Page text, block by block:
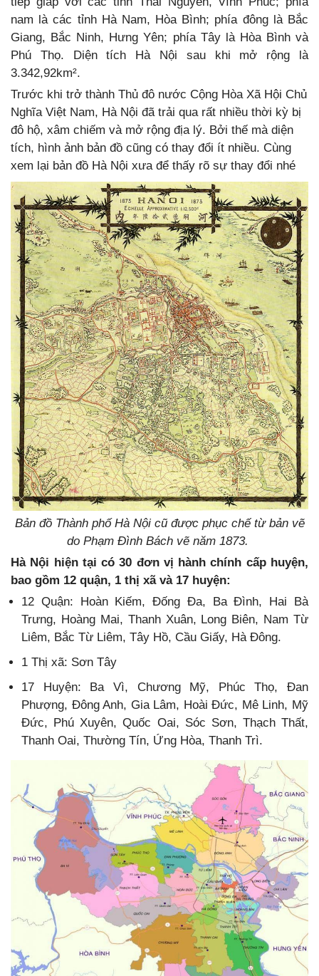
nam là các tỉnh Hà Nam, Hòa Bình; phía đông là Bắc
Giang, Bắc Ninh, Hưng Yên; phía Tây là Hòa Bình và
Phú Thọ. Diện tích Hà Nội sau khi mở rộng là
3.342,92km².
Trước khi trở thành Thủ đô nước Cộng Hòa Xã Hội Chủ
Nghĩa Việt Nam, Hà Nội đã trải qua rất nhiều thời kỳ bị
đô hộ, xâm chiếm và mở rộng địa lý. Bởi thế mà diện
tích, hình ảnh bản đồ cũng có thay đổi ít nhiều. Cùng
xem lại bản đồ Hà Nội xưa để thấy rõ sự thay đổi nhé
Bản đồ Thành phố Hà Nội cũ được phục chế từ bản vẽ
do Phạm Đình Bách vẽ năm 1873.
Hà Nội hiện tại có 30 đơn vị hành chính cấp huyện,
bao gồm 12 quận, 1 thị xã và 17 huyện:
12 Quận: Hoàn Kiếm, Đống Đa, Ba Đình, Hai Bà
Trưng, Hoàng Mai, Thanh Xuân, Long Biên, Nam Từ
Liêm, Bắc Từ Liêm, Tây Hồ, Cầu Giấy, Hà Đông.
1 Thị xã: Sơn Tây
17 Huyện: Ba Vì, Chương Mỹ, Phúc Thọ, Đan
Phượng, Đông Anh, Gia Lâm, Hoài Đức, Mê Linh, Mỹ
Đức, Phú Xuyên, Quốc Oai, Sóc Sơn, Thạch Thất,
Thanh Oai, Thường Tín, Ứng Hòa, Thanh Trì.